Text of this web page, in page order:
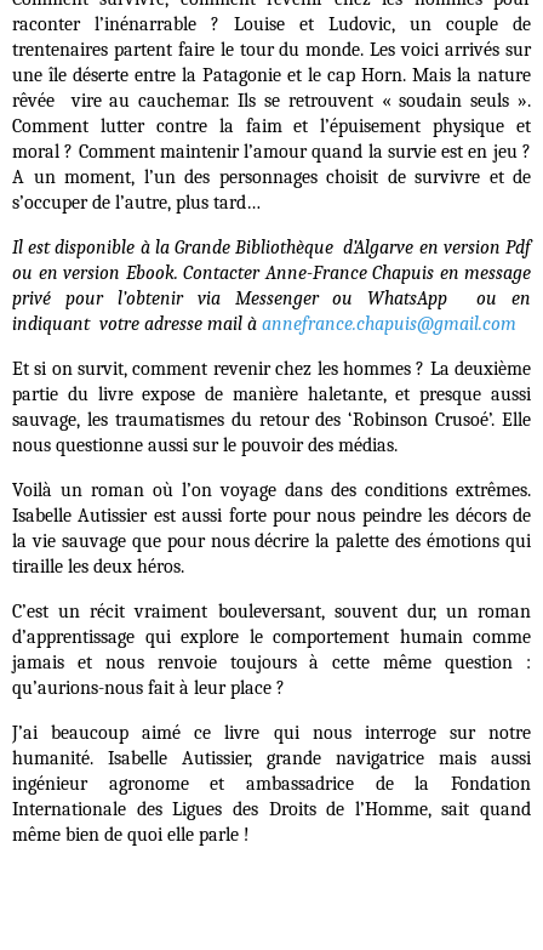
raconter l’inénarrable ? Louise et Ludovic, un couple de
trentenaires partent faire le tour du monde. Les voici arrivés sur
une île déserte entre la Patagonie et le cap Horn. Mais la nature
rêvée vire au cauchemar. Ils se retrouvent « soudain seuls ».
Comment lutter contre la faim et l’épuisement physique et
moral ? Comment maintenir l’amour quand la survie est en jeu ?
A un moment, l’un des personnages choisit de survivre et de
s’occuper de l’autre, plus tard…
Il est disponible à la Grande Bibliothèque d’Algarve en version Pdf
ou en version Ebook. Contacter Anne-France Chapuis en message
privé pour l’obtenir via Messenger ou WhatsApp ou en
indiquant votre adresse mail à annefrance.chapuis@gmail.com
Et si on survit, comment revenir chez les hommes ? La deuxième
partie du livre expose de manière haletante, et presque aussi
sauvage, les traumatismes du retour des ‘Robinson Crusoé’. Elle
nous questionne aussi sur le pouvoir des médias.
Voilà un roman où l’on voyage dans des conditions extrêmes.
Isabelle Autissier est aussi forte pour nous peindre les décors de
la vie sauvage que pour nous décrire la palette des émotions qui
tiraille les deux héros.
C’est un récit vraiment bouleversant, souvent dur, un roman
d’apprentissage qui explore le comportement humain comme
jamais et nous renvoie toujours à cette même question :
qu’aurions-nous fait à leur place ?
J’ai beaucoup aimé ce livre qui nous interroge sur notre
humanité. Isabelle Autissier, grande navigatrice mais aussi
ingénieur agronome et ambassadrice de la Fondation
Internationale des Ligues des Droits de l’Homme, sait quand
même bien de quoi elle parle !